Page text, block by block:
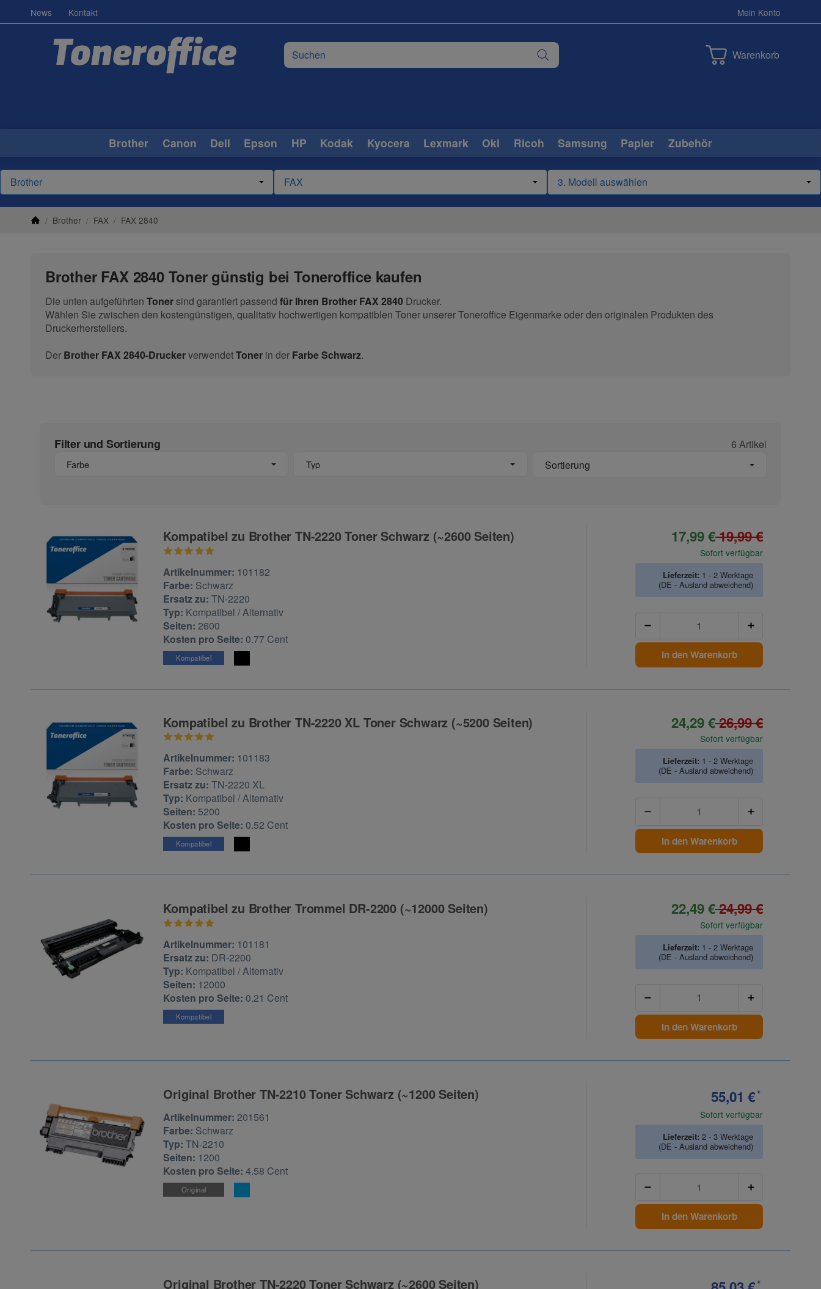
News Kontakt Mein Konto
Warenkorb
Brother Canon Dell Epson HP Kodak Kyocera Lexmark Oki Ricoh Samsung Papier Zubehör
/ Brother / FAX / FAX 2840
Brother FAX 2840 Toner günstig bei Toneroffice kaufen
Die unten aufgeführten Tonersind garantiert passend für Ihren Brother FAX 2840 Drucker.
Wählen Sie zwischen den kostengünstigen, qualitativ hochwertigen kompatiblen Toner unserer Toneroffice Eigenmarke oder den originalen Produkten des
Druckerherstellers.
Der Brother FAX 2840-DruckerverwendetToner in der Farbe Schwarz.
Filter und Sortierung 6 Artikel
Farbe Typ Sortierung
Kompatibel zu Brother TN-2220 Toner Schwarz (~2600 Seiten)
Zur Artikelbewertung
Artikelnummer: 101182
Farbe: Schwarz
Ersatz zu:TN-2220
Typ: Kompatibel / Alternativ
Seiten:2600
Kosten pro Seite: 0.77 Cent
Kompatibel
17,99 €19,99 €
Sofort verfügbar
Lieferzeit: 1 - 2 Werktage
(DE - Ausland abweichend)
In den Warenkorb
Kompatibel zu Brother TN-2220 XL Toner Schwarz (~5200 Seiten)
Zur Artikelbewertung
Artikelnummer: 101183
Farbe: Schwarz
Ersatz zu:TN-2220 XL
Typ: Kompatibel / Alternativ
Seiten: 5200
Kosten pro Seite: 0.52 Cent
Kompatibel
24,29 €26,99 €
Sofort verfügbar
Lieferzeit: 1 - 2 Werktage
(DE - Ausland abweichend)
In den Warenkorb
Kompatibel zu Brother Trommel DR-2200 (~12000 Seiten)
Zur Artikelbewertung
Artikelnummer: 101181
Ersatz zu: DR-2200
Typ: Kompatibel / Alternativ
Seiten: 12000
Kosten pro Seite: 0.21 Cent
Kompatibel
22,49 €24,99 €
Sofort verfügbar
Lieferzeit: 1 - 2 Werktage
(DE - Ausland abweichend)
In den Warenkorb
Original Brother TN-2210 Toner Schwarz (~1200 Seiten)
Zur Artikelbewertung
Artikelnummer:201561
Farbe: Schwarz
Typ:TN-2210
Seiten: 1200
Kosten pro Seite:4.58 Cent
Original
55,01 €*
Sofort verfügbar
Lieferzeit: 2 - 3 Werktage
(DE - Ausland abweichend)
In den Warenkorb
Original Brother TN-2220 Toner Schwarz (~2600 Seiten) *